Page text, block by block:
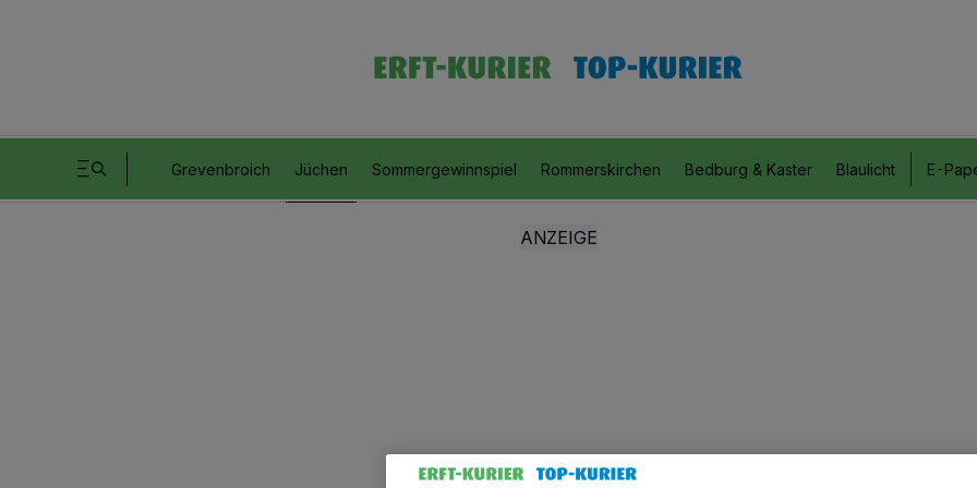
Grevenbroich Jüchen Sommergewinnspiel Rommerskirchen Bedburg & Kaster Blaulicht E-